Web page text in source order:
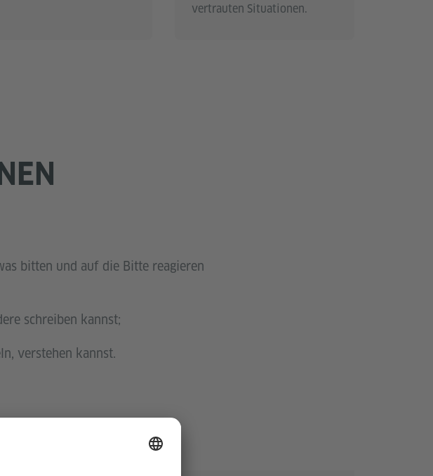
vertrauten Situationen.
bitten und auf die Bitte reagieren
schreiben kannst;
verstehen kannst.